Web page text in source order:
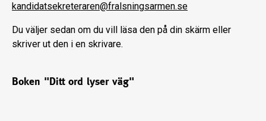
kandidatsekreteraren@fralsningsarmen.se
Du väljer sedan om du vill läsa den på din skärm eller
skriver ut den i en skrivare.
Boken "Ditt ord lyser väg"